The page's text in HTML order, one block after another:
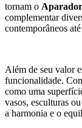
tornam o
complementar
contemporâneos
Além de seu valor
funcionalidade.
como uma
vasos, esculturas
a harmonia e o